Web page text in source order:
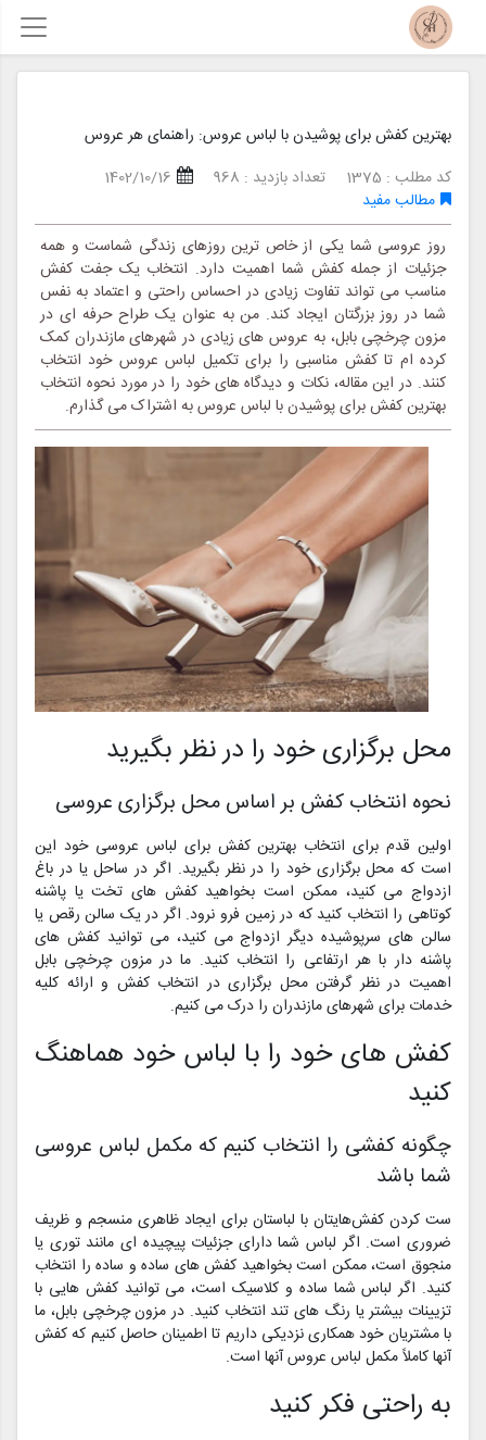
بهترین کفش برای پوشیدن با لباس عروس: راهنمای هر عروس
کد مطلب : 1375
تعداد بازدید : 968
1402/10/16
مطالب مفید
روز عروسی شما یکی از خاص ترین روزهای زندگی شماست و همه
جزئیات از جمله کفش شما اهمیت دارد. انتخاب یک جفت کفش
مناسب می تواند تفاوت زیادی در احساس راحتی و اعتماد به نفس
شما در روز بزرگتان ایجاد کند. من به عنوان یک طراح حرفه ای در
مزون چرخچی بابل، به عروس های زیادی در شهرهای مازندران کمک
کرده ام تا کفش مناسبی را برای تکمیل لباس عروس خود انتخاب
کنند. در این مقاله، نکات و دیدگاه های خود را در مورد نحوه انتخاب
بهترین کفش برای پوشیدن با لباس عروس به اشتراک می گذارم.
محل برگزاری خود را در نظر بگیرید
نحوه انتخاب کفش بر اساس محل برگزاری عروسی
اولین قدم برای انتخاب بهترین کفش برای لباس عروسی خود این
است که محل برگزاری خود را در نظر بگیرید. اگر در ساحل یا در باغ
ازدواج می کنید، ممکن است بخواهید کفش های تخت یا پاشنه
کوتاهی را انتخاب کنید که در زمین فرو نرود. اگر در یک سالن رقص یا
سالن های سرپوشیده دیگر ازدواج می کنید، می توانید کفش های
پاشنه دار با هر ارتفاعی را انتخاب کنید. ما در مزون چرخچی بابل
اهمیت در نظر گرفتن محل برگزاری در انتخاب کفش و ارائه کلیه
خدمات برای شهرهای مازندران را درک می کنیم.
کفش های خود را با لباس خود هماهنگ
کنید
چگونه کفشی را انتخاب کنیم که مکمل لباس عروسی
شما باشد
ست کردن کفش‌هایتان با لباستان برای ایجاد ظاهری منسجم و ظریف
ضروری است. اگر لباس شما دارای جزئیات پیچیده ای مانند توری یا
منجوق است، ممکن است بخواهید کفش های ساده و ساده را انتخاب
کنید. اگر لباس شما ساده و کلاسیک است، می توانید کفش هایی با
تزیینات بیشتر یا رنگ های تند انتخاب کنید. در مزون چرخچی بابل، ما
با مشتریان خود همکاری نزدیکی داریم تا اطمینان حاصل کنیم که کفش
آنها کاملاً مکمل لباس عروس آنها است.
به راحتی فکر کنید